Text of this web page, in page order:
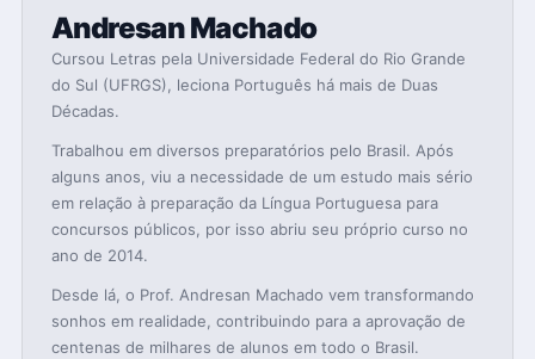
Andresan Machado
Cursou Letras pela Universidade Federal do Rio Grande
do Sul (UFRGS), leciona Português há mais de Duas
Décadas.
Trabalhou em diversos preparatórios pelo Brasil. Após
alguns anos, viu a necessidade de um estudo mais sério
em relação à preparação da Língua Portuguesa para
concursos públicos, por isso abriu seu próprio curso no
ano de 2014.
Desde lá, o Prof. Andresan Machado vem transformando
sonhos em realidade, contribuindo para a aprovação de
centenas de milhares de alunos em todo o Brasil.